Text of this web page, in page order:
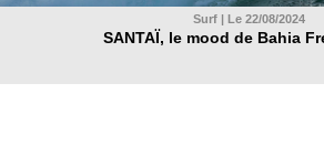
Surf | Le 22/08/2024
SANTAÏ, le mood de Bahia